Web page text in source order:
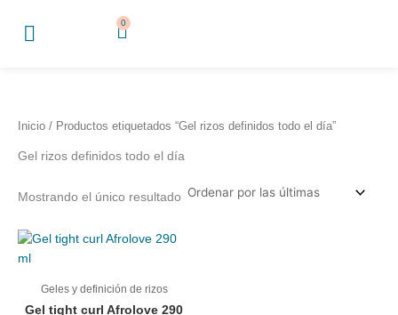
0
Cart
Inicio / Productos etiquetados “Gel rizos definidos todo el día”
Gel rizos definidos todo el día
Mostrando el único resultado
Geles y definición de rizos
Gel tight curl Afrolove 290